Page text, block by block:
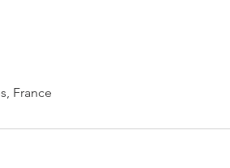
France